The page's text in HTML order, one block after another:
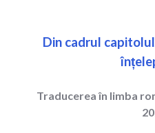
Din cadrul
Traducerea în limba